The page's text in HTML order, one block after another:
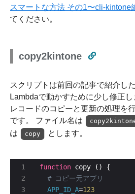
スマートな方法 その1〜cli-kintone
てください。
copy2kintone
スクリプトは前回の記事で紹介し
Lambdaで動かすために少し修正し
レコードのコピーと更新の処理を
です。 ファイル名は
は
copy とします。
3
function
# コピー元アプリ
APP_ID_A=123